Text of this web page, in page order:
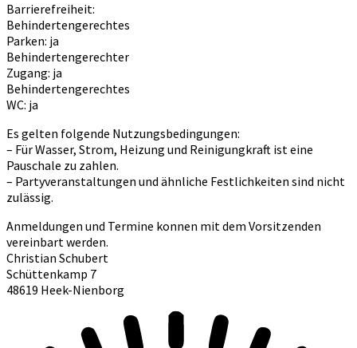
Barrierefreiheit:
Behindertengerechtes
Parken: ja
Behindertengerechter
Zugang: ja
Behindertengerechtes
WC: ja
Es gelten folgende Nutzungsbedingungen:
– Für Wasser, Strom, Heizung und Reinigungkraft ist eine
Pauschale zu zahlen.
– Partyveranstaltungen und ähnliche Festlichkeiten sind nicht
zulässig.
Anmeldungen und Termine konnen mit dem Vorsitzenden
vereinbart werden.
Christian Schubert
Schüttenkamp 7
48619 Heek-Nienborg